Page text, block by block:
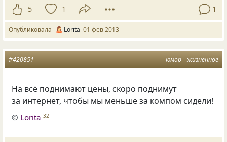
5 1 1
Опубликовала Lorita 01 фев 2013
юмор жизненное
#420851
На всё поднимают цены, скоро поднимут
за интернет, чтобы мы меньше за компом сидели!
© Lorita 32